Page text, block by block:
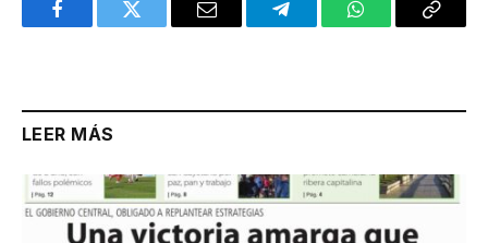
FacebookTwitter Email TelegramWhatsAppCopy
LEER MÁS